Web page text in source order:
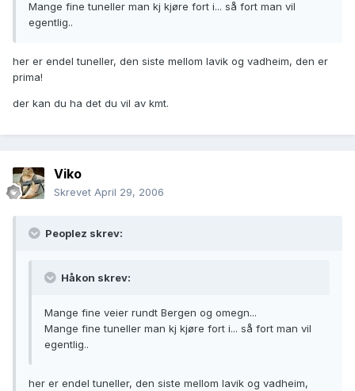
Mange fine tuneller man kj kjøre fort i... så fort man vil
egentlig..
her er endel tuneller, den siste mellom lavik og vadheim, den er
prima!
der kan du ha det du vil av kmt.
Viko
Skrevet April 29, 2006
Peoplez skrev:
Håkon skrev:
Mange fine veier rundt Bergen og omegn...
Mange fine tuneller man kj kjøre fort i... så fort man vil
egentlig..
her er endel tuneller, den siste mellom lavik og vadheim,